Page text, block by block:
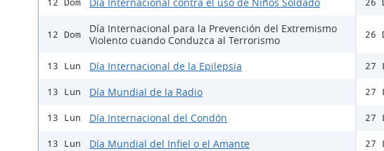
12 Dom Día Internacional contra el uso de Niños Soldado
12 Dom
Día Internacional para la Prevención del Extremismo
Violento cuando Conduzca al Terrorismo
13 Lun Día Internacional de la Epilepsia
13 Lun Día Mundial de la Radio
13 Lun Día Internacional del Condón
13 Lun Día Mundial del Infiel o el Amante
26
26
27
27
27
27